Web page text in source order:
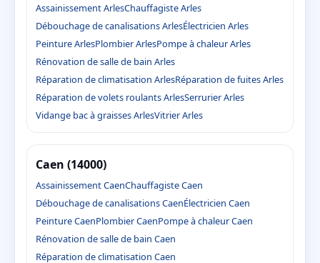
Assainissement ArlesChauffagiste Arles
Débouchage de canalisations ArlesÉlectricien Arles
Peinture ArlesPlombier ArlesPompe à chaleur Arles
Rénovation de salle de bain Arles
Réparation de climatisation ArlesRéparation de fuites Arles
Réparation de volets roulants ArlesSerrurier Arles
Vidange bac à graisses ArlesVitrier Arles
Caen (14000)
Assainissement CaenChauffagiste Caen
Débouchage de canalisations CaenÉlectricien Caen
Peinture CaenPlombier CaenPompe à chaleur Caen
Rénovation de salle de bain Caen
Réparation de climatisation Caen